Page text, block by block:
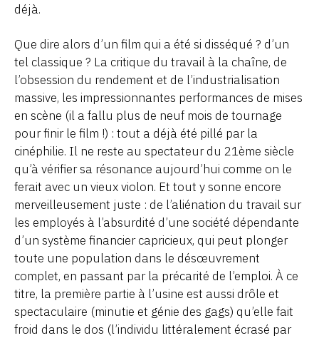
déjà.
Que dire alors d’un film qui a été si disséqué ? d’un
tel classique ? La critique du travail à la chaîne, de
l’obsession du rendement et de l’industrialisation
massive, les impressionnantes performances de mises
en scène (il a fallu plus de neuf mois de tournage
pour finir le film !) : tout a déjà été pillé par la
cinéphilie. Il ne reste au spectateur du 21ème siècle
qu’à vérifier sa résonance aujourd’hui comme on le
ferait avec un vieux violon. Et tout y sonne encore
merveilleusement juste : de l’aliénation du travail sur
les employés à l’absurdité d’une société dépendante
d’un système financier capricieux, qui peut plonger
toute une population dans le désœuvrement
complet, en passant par la précarité de l’emploi. À ce
titre, la première partie à l’usine est aussi drôle et
spectaculaire (minutie et génie des gags) qu’elle fait
froid dans le dos (l’individu littéralement écrasé par